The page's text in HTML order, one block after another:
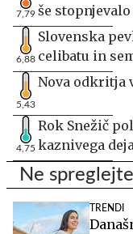
7,79 še
6,88
Slovenska
celibatu in
5,43
Nova odkritja
4,75
Rok Snežič
kaznivega
Ne spreglejte
TRENDI